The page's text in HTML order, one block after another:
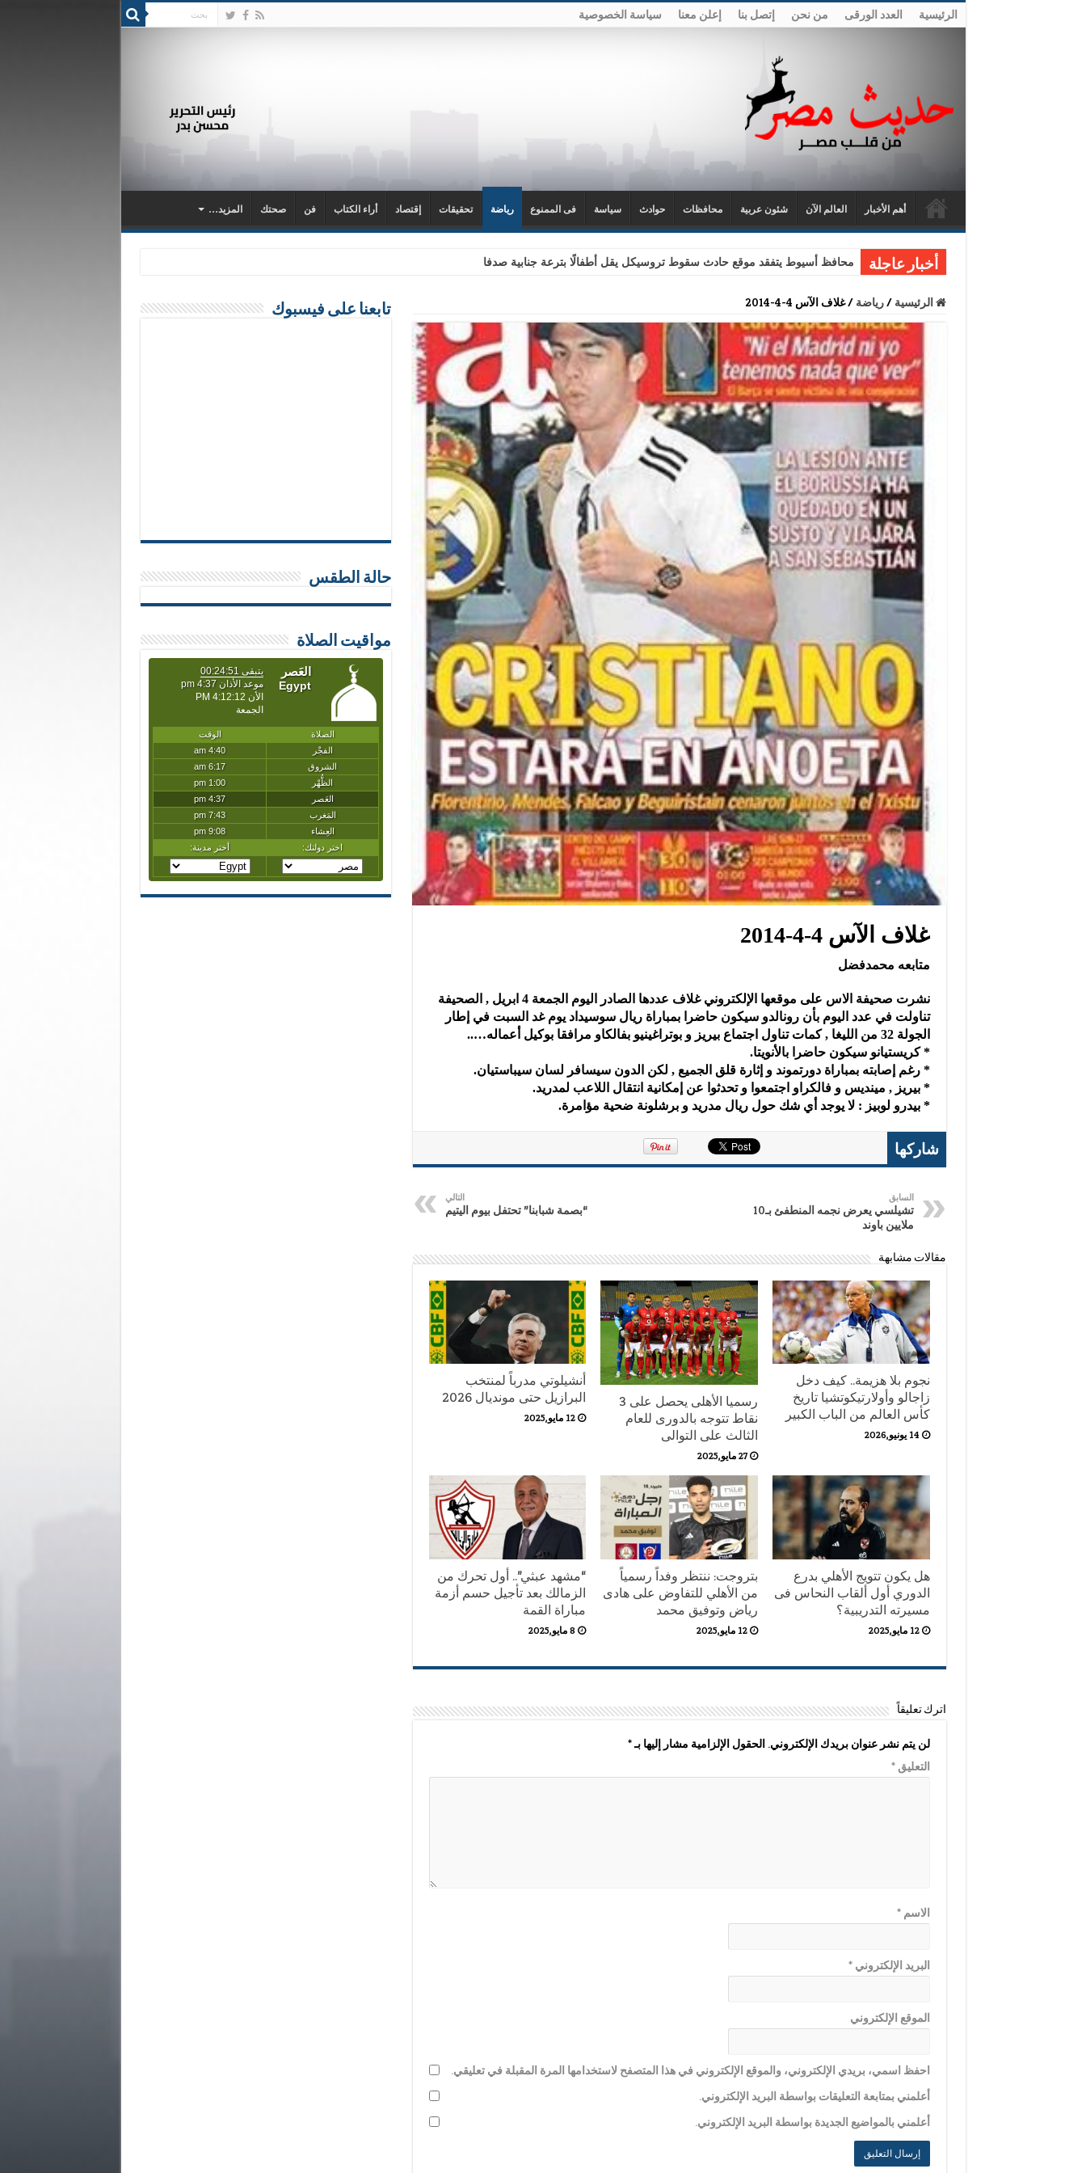
الرئيسية العدد الورقى من نحن إتصل بنا إعلن معنا سياسة الخصوصية
أهم الأخبار العالم الآن شئون عربية محافظات حوادث سياسة فى الممنوع رياضة تحقيقات إقتصاد أراء الكتاب فن صحتك المزيد…
أخبار عاجلة محافظ أسيوط يتفقد موقع حادث سقوط تروسيكل يقل أطفالًا بترعة جنابية صدفا
الرئيسية /رياضة /غلاف الآس 4-4-2014
غلاف الآس 4-4-2014
متابعه محمدفضل
نشرت صحيفة الاس على موقعها الإلكتروني غلاف عددها الصادر اليوم الجمعة 4 ابريل , الصحيفة
تناولت في عدد اليوم بأن رونالدو سيكون حاضرا بمباراة ريال سوسيداد يوم غد السبت في إطار
الجولة 32 من الليغا , كمات تناول اجتماع بيريز و بوتراغينيو بفالكاو مرافقا بوكيل أعماله…..
* كريستيانو سيكون حاضرا بالأنويتا.
* رغم إصابته بمباراة دورتموند و إثارة قلق الجميع , لكن الدون سيسافر لسان سيباستيان.
* بيريز , مينديس و فالكراو اجتمعوا و تحدثوا عن إمكانية انتقال اللاعب لمدريد.
* بيدرو لوبيز : لا يوجد أي شك حول ريال مدريد و برشلونة ضحية مؤامرة.
شاركها
السابق
تشيلسي يعرض نجمه المنطفئ بـ10
ملايين باوند
التالي
“بصمة شبابنا” تحتفل بيوم اليتيم
مقالات مشابهة
نجوم بلا هزيمة.. كيف دخل
زاجالو وأولارتيكوتشيا تاريخ
كأس العالم من الباب الكبير
14 يونيو,2026
رسميا الأهلى يحصل على 3
نقاط تتوجه بالدورى للعام
الثالث على التوالى
27 مايو,2025
أنشيلوتي مدرباً لمنتخب
البرازيل حتى مونديال 2026
12 مايو,2025
هل يكون تتويج الأهلي بدرع
الدوري أول ألقاب النحاس فى
مسيرته التدريبية؟
12 مايو,2025
بتروجت: ننتظر وفداً رسمياً
من الأهلي للتفاوض على هادى
رياض وتوفيق محمد
12 مايو,2025
“مشهد عبثي”.. أول تحرك من
الزمالك بعد تأجيل حسم أزمة
مباراة القمة
8 مايو,2025
اترك تعليقاً
لن يتم نشر عنوان بريدك الإلكتروني. الحقول الإلزامية مشار إليها بـ*
التعليق*
الاسم*
البريد الإلكتروني*
الموقع الإلكتروني
احفظ اسمي، بريدي الإلكتروني، والموقع الإلكتروني في هذا المتصفح لاستخدامها المرة المقبلة في تعليقي.
أعلمني بمتابعة التعليقات بواسطة البريد الإلكتروني.
أعلمني بالمواضيع الجديدة بواسطة البريد الإلكتروني.
تابعنا على فيسبوك
حالة الطقس
مواقيت الصلاة